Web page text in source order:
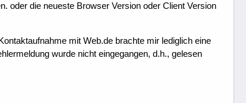
oder die neueste Browser Version oder Client Version
mit Web.de brachte mir lediglich eine
wurde nicht eingegangen, d.h., gelesen